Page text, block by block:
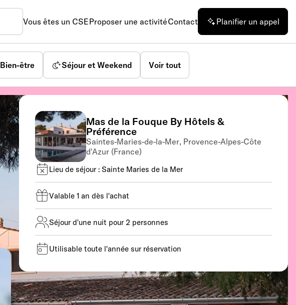
Vous êtes un CSEProposer une activitéContact Planifier un appel
Bien-être Séjour et Weekend Voir tout
Mas de la Fouque By Hôtels &
Préférence
Saintes-Maries-de-la-Mer, Provence-Alpes-Côte
d'Azur (France)
Lieu de séjour : Sainte Maries de la Mer
Valable 1 an dès l'achat
Séjour d'une nuit pour 2 personnes
Utilisable toute l'année sur réservation